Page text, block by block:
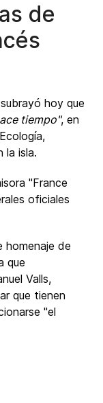
de
hoy que
tiempo", en
la isla.
"France
oficiales
homenaje de
que
Valls,
que tienen
"el